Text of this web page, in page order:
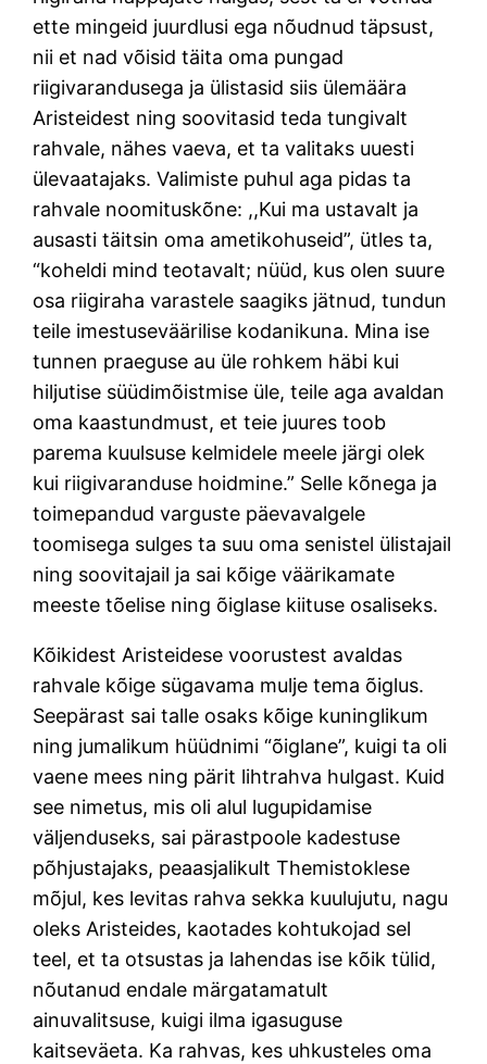
ette mingeid juurdlusi ega nõudnud täpsust,
nii et nad võisid täita oma pungad
riigivarandusega ja ülistasid siis ülemäära
Aristeidest ning soovitasid teda tungivalt
rahvale, nähes vaeva, et ta valitaks uuesti
ülevaatajaks. Valimiste puhul aga pidas ta
rahvale noomituskõne: ,,Kui ma ustavalt ja
ausasti täitsin oma ametikohuseid”, ütles ta,
“koheldi mind teotavalt; nüüd, kus olen suure
osa riigiraha varastele saagiks jätnud, tundun
teile imestuseväärilise kodanikuna. Mina ise
tunnen praeguse au üle rohkem häbi kui
hiljutise süüdimõistmise üle, teile aga avaldan
oma kaastundmust, et teie juures toob
parema kuulsuse kelmidele meele järgi olek
kui riigivaranduse hoidmine.” Selle kõnega ja
toimepandud varguste päevavalgele
toomisega sulges ta suu oma senistel ülistajail
ning soovitajail ja sai kõige väärikamate
meeste tõelise ning õiglase kiituse osaliseks.
Kõikidest Aristeidese voorustest avaldas
rahvale kõige sügavama mulje tema õiglus.
Seepärast sai talle osaks kõige kuninglikum
ning jumalikum hüüdnimi “õiglane”, kuigi ta oli
vaene mees ning pärit lihtrahva hulgast. Kuid
see nimetus, mis oli alul lugupidamise
väljenduseks, sai pärastpoole kadestuse
põhjustajaks, peaasjalikult Themistoklese
mõjul, kes levitas rahva sekka kuulujutu, nagu
oleks Aristeides, kaotades kohtukojad sel
teel, et ta otsustas ja lahendas ise kõik tülid,
nõutanud endale märgatamatult
ainuvalitsuse, kuigi ilma igasuguse
kaitseväeta. Ka rahvas, kes uhkusteles oma